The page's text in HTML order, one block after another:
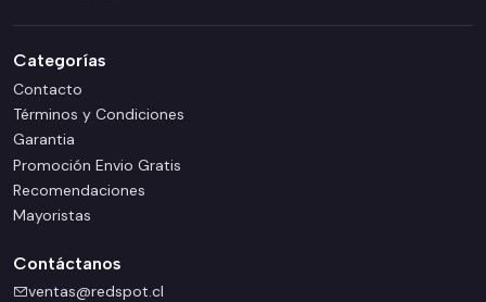
Categorías
Contacto
Términos y Condiciones
Garantia
Promoción Envio Gratis
Recomendaciones
Mayoristas
Contáctanos
ventas@redspot.cl